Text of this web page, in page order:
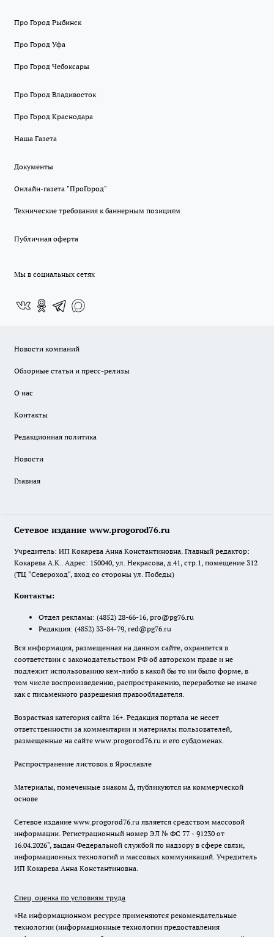
Про Город Рыбинск
Про Город Уфа
Про Город Чебоксары
Про Город Владивосток
Про Город Краснодара
Наша Газета
Документы
Онлайн-газета "ПроГород"
Технические требования к баннерным позициям
Публичная оферта
Мы в социальных сетях
Новости компаний
Обзорные статьи и пресс-релизы
О нас
Контакты
Редакционная политика
Новости
Главная
Сетевое издание www.progorod76.ru
Учредитель: ИП Кокарева Анна Константиновна. Главный редактор:
Кокарева А.К.. Адрес: 150040, ул. Некрасова, д.41, стр.1, помещение 312
(ТЦ "Североход", вход со стороны ул. Победы)
Контакты:
Отдел рекламы: (4852) 28-66-16, pro@pg76.ru
Редакция: (4852) 33-84-79, red@pg76.ru
Вся информация, размещенная на данном сайте, охраняется в
соответствии с законодательством РФ об авторском праве и не
подлежит использованию кем-либо в какой бы то ни было форме, в
том числе воспроизведению, распространению, переработке не иначе
как с письменного разрешения правообладателя.
Возрастная категория сайта 16+. Редакция портала не несет
ответственности за комментарии и материалы пользователей,
размещенные на сайте www.progorod76.ru и его субдоменах.
Распространение листовок в Ярославле
Материалы, помеченные знаком ∆, публикуются на коммерческой
основе
Сетевое издание www.progorod76.ru является средством массовой
информации. Регистрационный номер ЭЛ № ФС 77 - 91230 от
16.04.2026", выдан Федеральной службой по надзору в сфере связи,
информационных технологий и массовых коммуникаций. Учредитель
ИП Кокарева Анна Константиновна.
Спец. оценка по условиям труда
«На информационном ресурсе применяются рекомендательные
технологии (информационные технологии предоставления